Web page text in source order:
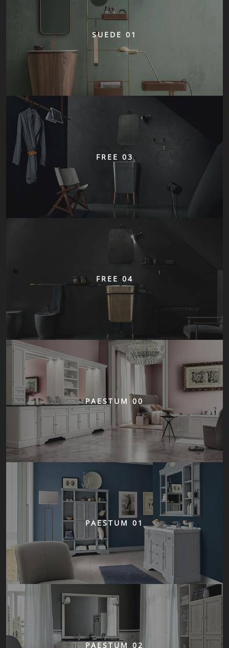
SUEDE 01
FREE 03
FREE 04
PAESTUM 00
PAESTUM 01
PAESTUM 02